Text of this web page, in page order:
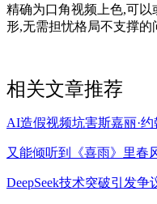
精确为口角视频上色,可
形,无需担忧格局不支撑的
相关文章推荐
AI造假视频坑害斯嘉丽·
又能倾听到《喜雨》里春
DeepSeek技术突破引发争